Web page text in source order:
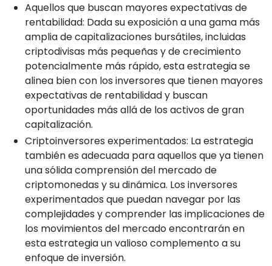
Aquellos que buscan mayores expectativas de
rentabilidad: Dada su exposición a una gama más
amplia de capitalizaciones bursátiles, incluidas
criptodivisas más pequeñas y de crecimiento
potencialmente más rápido, esta estrategia se
alinea bien con los inversores que tienen mayores
expectativas de rentabilidad y buscan
oportunidades más allá de los activos de gran
capitalización.
Criptoinversores experimentados: La estrategia
también es adecuada para aquellos que ya tienen
una sólida comprensión del mercado de
criptomonedas y su dinámica. Los inversores
experimentados que puedan navegar por las
complejidades y comprender las implicaciones de
los movimientos del mercado encontrarán en
esta estrategia un valioso complemento a su
enfoque de inversión.